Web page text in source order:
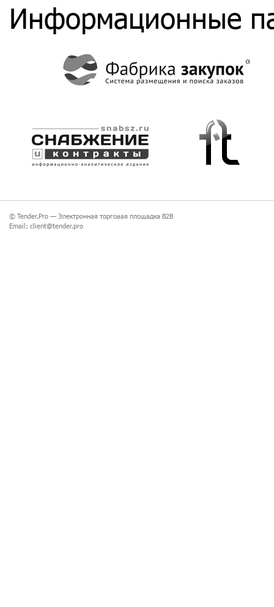
Информационные
© Tender.Pro — Электронная торговая площадка B2B
Email: client@tender.pro